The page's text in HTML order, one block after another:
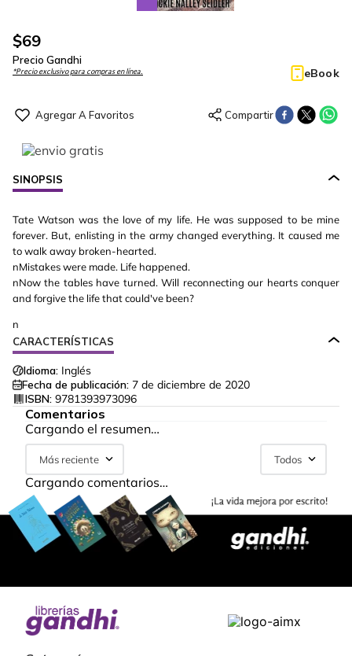
$69
Precio Gandhi
*Precio exclusivo para compras en línea. eBook
SINOPSIS
Tate Watson was the love of my life. He was supposed to be mine
forever. But, enlisting in the army changed everything. It caused me
to walk away broken-hearted.
nMistakes were made. Life happened.
nNow the tables have turned. Will reconnecting our hearts conquer
and forgive the life that could've been?
n
CARACTERÍSTICAS
Idioma: Inglés
Fecha de publicación: 7 de diciembre de 2020
ISBN: 9781393973096
Comentarios
Cargando el resumen…
Más reciente Todos
Cargando comentarios…